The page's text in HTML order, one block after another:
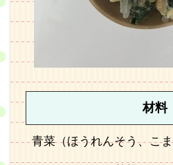
材料
青菜（ほうれんそう、こ